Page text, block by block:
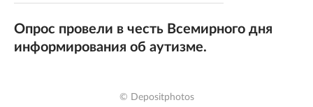
Опрос провели в честь Всемирного дня
информирования об аутизме.
© Depositphotos